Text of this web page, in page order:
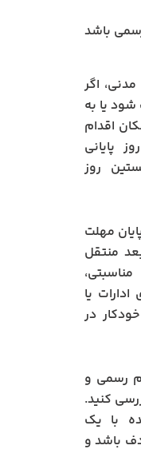
باشد
مدنی، اگر
شود یا به
اقدام
پایانی
روز
مهلت
منتقل
یا
در
رسمی و
کنید.
با یک
باشد و